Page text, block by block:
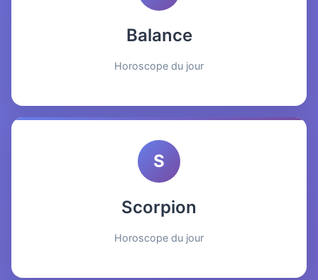
Balance
Horoscope du jour
S
Scorpion
Horoscope du jour